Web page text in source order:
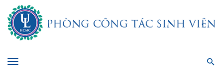
Toggle